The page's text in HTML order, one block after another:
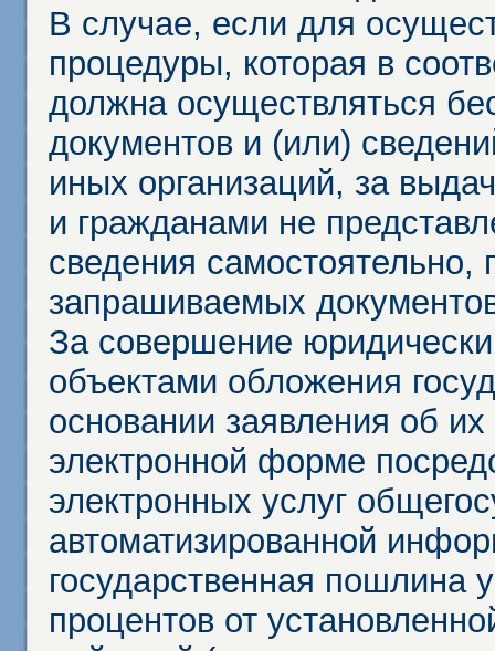
В случае, если для
процедуры, которая в
должна осуществляться
документов и (или)
иных организаций, за
и гражданами не
сведения
запрашиваемых
За совершение
объектами обложения
основании заявления об
электронной форме
электронных услуг
автоматизированной
государственная пошлина
процентов от